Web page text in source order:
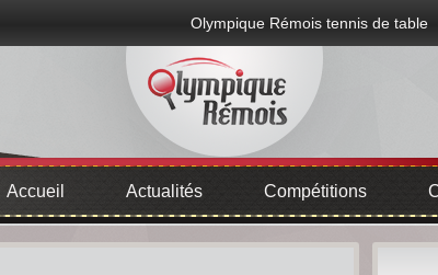
Olympique Rémois tennis de table
Accueil Actualités Compétitions